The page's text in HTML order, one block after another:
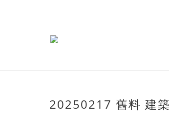
20250217 舊料 建